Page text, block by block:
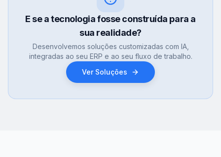
E se a tecnologia fosse construída para a
sua realidade?
Desenvolvemos soluções customizadas com IA,
integradas ao seu ERP e ao seu fluxo de trabalho.
Ver Soluções